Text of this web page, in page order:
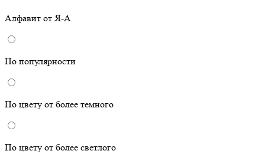
Алфавит от Я-А
По популярности
По цвету от более темного
По цвету от более светлого